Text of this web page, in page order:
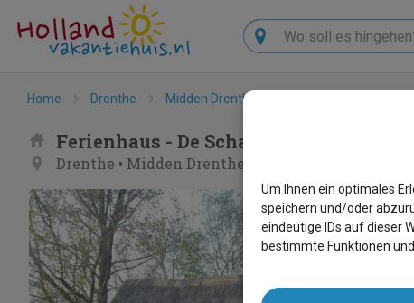
Suchen
Home Drenthe Midden Drenthe
Ferienhaus - De Schaapskooi
Drenthe • Midden Drenthe
Um Ihnen ein optimales
speichern und/oder
eindeutige IDs auf dieser
bestimmte Funktionen